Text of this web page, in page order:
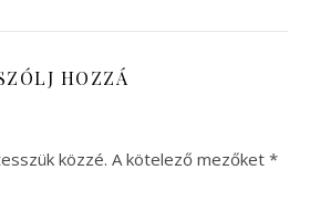
HOZZÁ
közzé. A kötelező mezőket *